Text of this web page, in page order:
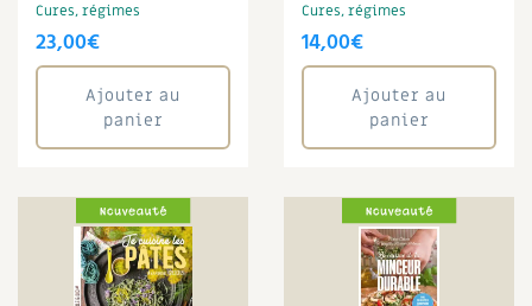
Dossier4 saisons
Actualités
Vidéos et podcasts
Secrets d’abonné
Tous au jardin ! avec Pascal
Cures, régimes
23,00€
Ajouter au
panier
Cures, régimes
14,00€
Ajouter au
panier